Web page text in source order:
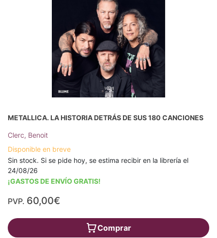
METALLICA. LA HISTORIA DETRÁS DE SUS 180 CANCIONES
Clerc, Benoit
Disponible en breve
Sin stock. Si se pide hoy, se estima recibir en la librería el
24/08/26
¡GASTOS DE ENVÍO GRATIS!
PVP. 60,00€
Comprar